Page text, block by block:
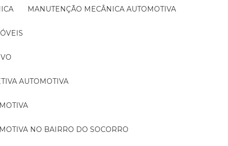
MANUTENÇÃO MECÂNICA AUTOMOTIVA
AUTOMOTIVA
NO BAIRRO DO SOCORRO